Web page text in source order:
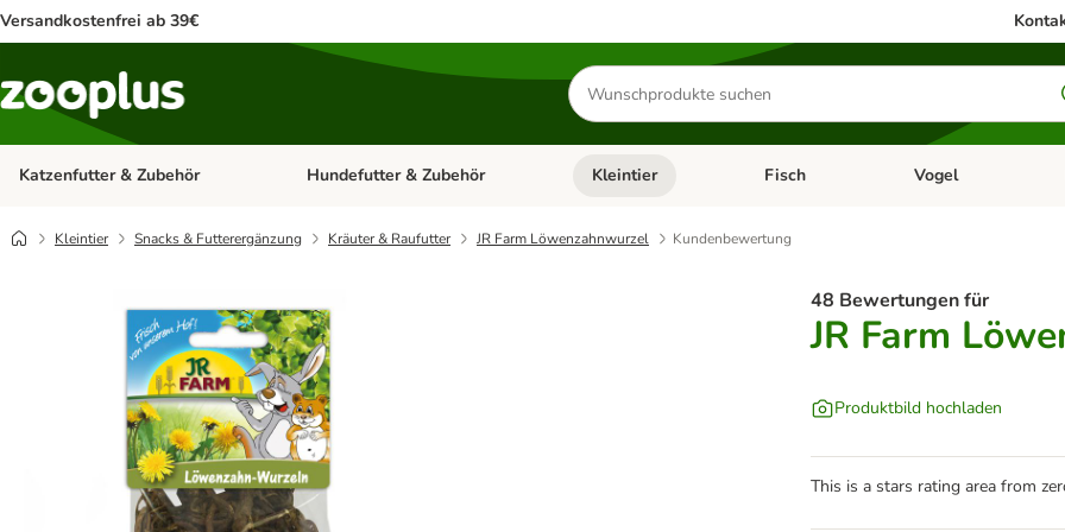
Versandkostenfrei ab 39€
Produkte
suchen
Katzenfutter & Zubehör Kategorie-Menü öffnen: Katzenfutter & Zubehör
Hundefutter & Zubehör Kategorie-Menü öffnen: Hundefutter & Zubehör
Kleintier Kategorie-Menü öffnen: Kleintier
Fisch Kategorie-Menü
Vogel
Kleintier Snacks & Futterergänzung Kräuter & Raufutter JR Farm Löwenzahnwurzel Kundenbewertung
48 Bewertungen für
JR Farm
Produktbild hochladen
This is a stars rating area from